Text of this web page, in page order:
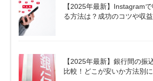
【2025年最新】Instagram
る方法は？成功のコツや収
【2025年最新】銀行間の振
比較！どこが安いか方法別